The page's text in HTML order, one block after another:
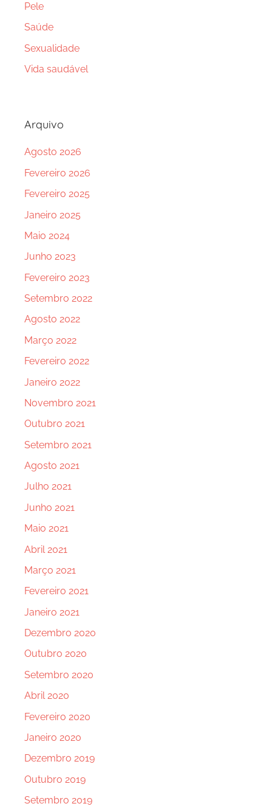
Pele
Saúde
Sexualidade
Vida saudável
Arquivo
Agosto 2026
Fevereiro 2026
Fevereiro 2025
Janeiro 2025
Maio 2024
Junho 2023
Fevereiro 2023
Setembro 2022
Agosto 2022
Março 2022
Fevereiro 2022
Janeiro 2022
Novembro 2021
Outubro 2021
Setembro 2021
Agosto 2021
Julho 2021
Junho 2021
Maio 2021
Abril 2021
Março 2021
Fevereiro 2021
Janeiro 2021
Dezembro 2020
Outubro 2020
Setembro 2020
Abril 2020
Fevereiro 2020
Janeiro 2020
Dezembro 2019
Outubro 2019
Setembro 2019